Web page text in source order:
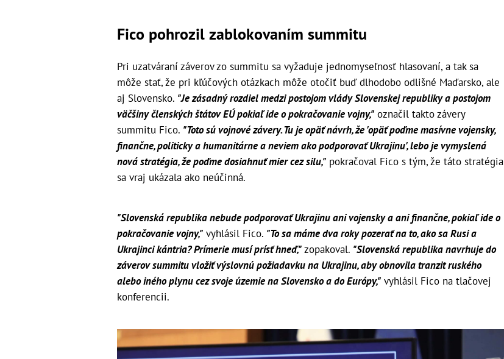
Fico pohrozil zablokovaním summitu
Pri uzatváraní záverov zo summitu sa vyžaduje jednomyseľnosť hlasovaní, a tak sa
môže stať, že pri kľúčových otázkach môže otočiť buď dlhodobo odlišné Maďarsko, ale
aj Slovensko. "Je zásadný rozdiel medzi postojom vlády Slovenskej republiky a postojom
väčšiny členských štátov EÚ pokiaľ ide o pokračovanie vojny," označil takto závery
summitu Fico. "Toto sú vojnové závery. Tu je opäť návrh, že 'opäť poďme masívne vojensky,
finančne, politicky a humanitárne a neviem ako podporovať Ukrajinu', lebo je vymyslená
nová stratégia, že poďme dosiahnuť mier cez silu," pokračoval Fico s tým, že táto stratégia
sa vraj ukázala ako neúčinná.
"Slovenská republika nebude podporovať Ukrajinu ani vojensky a ani finančne, pokiaľ ide o
pokračovanie vojny," vyhlásil Fico. "To sa máme dva roky pozerať na to, ako sa Rusi a
Ukrajinci kántria? Prímerie musí prísť hneď,"zopakoval. "Slovenská republika navrhuje do
záverov summitu vložiť výslovnú požiadavku na Ukrajinu, aby obnovila tranzit ruského
alebo iného plynu cez svoje územie na Slovensko a do Európy," vyhlásil Fico na tlačovej
konferencii.